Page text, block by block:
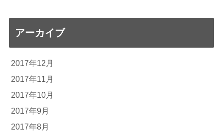
アーカイブ
2017年12月
2017年11月
2017年10月
2017年9月
2017年8月